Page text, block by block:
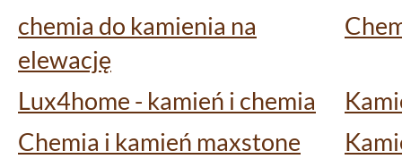
chemia do kamienia na
elewację
Lux4home - kamień i chemia
Chemia i kamień maxstone